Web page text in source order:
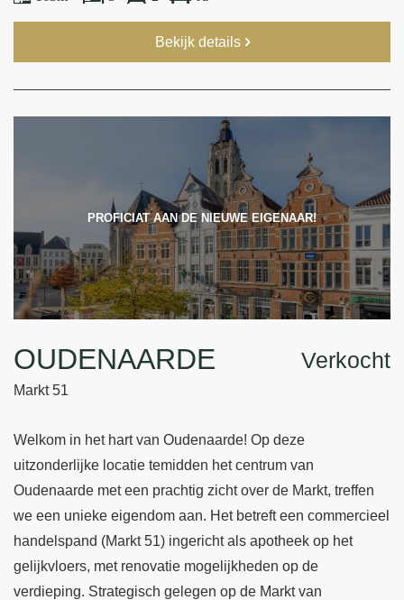
Bekijk details
PROFICIAT AAN DE NIEUWE EIGENAAR!
OUDENAARDE
Markt 51
Verkocht
Welkom in het hart van Oudenaarde! Op deze
uitzonderlijke locatie temidden het centrum van
Oudenaarde met een prachtig zicht over de Markt, treffen
we een unieke eigendom aan. Het betreft een commercieel
handelspand (Markt 51) ingericht als apotheek op het
gelijkvloers, met renovatie mogelijkheden op de
verdieping. Strategisch gelegen op de Markt van